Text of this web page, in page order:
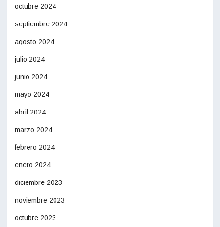
octubre 2024
septiembre 2024
agosto 2024
julio 2024
junio 2024
mayo 2024
abril 2024
marzo 2024
febrero 2024
enero 2024
diciembre 2023
noviembre 2023
octubre 2023